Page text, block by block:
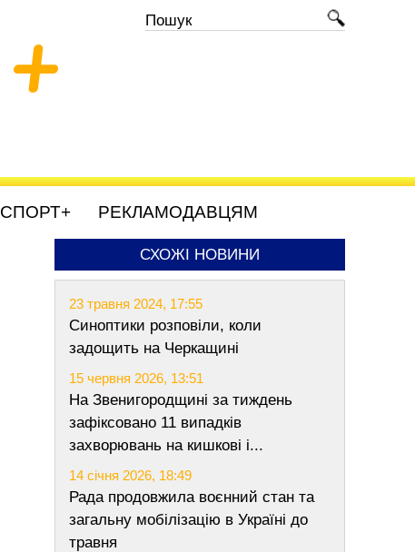
+
СПОРТ+ РЕКЛАМОДАВЦЯМ
СХОЖІ НОВИНИ
23 травня 2024, 17:55
Синоптики розповіли, коли
задощить на Черкащині
15 червня 2026, 13:51
На Звенигородщині за тиждень
зафіксовано 11 випадків
захворювань на кишкові і...
14 січня 2026, 18:49
Рада продовжила воєнний стан та
загальну мобілізацію в Україні до
травня